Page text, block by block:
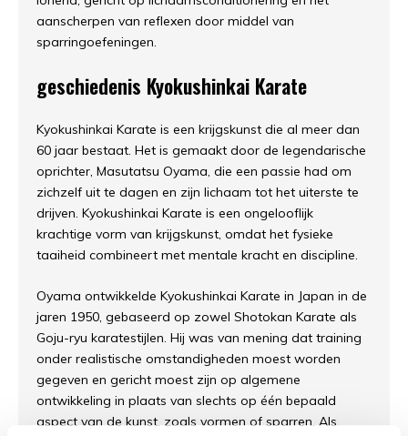
aanscherpen van reflexen door middel van
sparringoefeningen.
geschiedenis Kyokushinkai Karate
Kyokushinkai Karate is een krijgskunst die al meer dan
60 jaar bestaat. Het is gemaakt door de legendarische
oprichter, Masutatsu Oyama, die een passie had om
zichzelf uit te dagen en zijn lichaam tot het uiterste te
drijven. Kyokushinkai Karate is een ongelooflijk
krachtige vorm van krijgskunst, omdat het fysieke
taaiheid combineert met mentale kracht en discipline.
Oyama ontwikkelde Kyokushinkai Karate in Japan in de
jaren 1950, gebaseerd op zowel Shotokan Karate als
Goju-ryu karatestijlen. Hij was van mening dat training
onder realistische omstandigheden moest worden
gegeven en gericht moest zijn op algemene
ontwikkeling in plaats van slechts op één bepaald
aspect van de kunst, zoals vormen of sparren. Als